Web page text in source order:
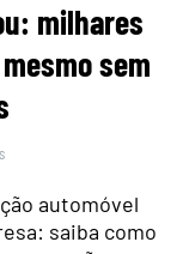
milhares
sem
automóvel
saiba como